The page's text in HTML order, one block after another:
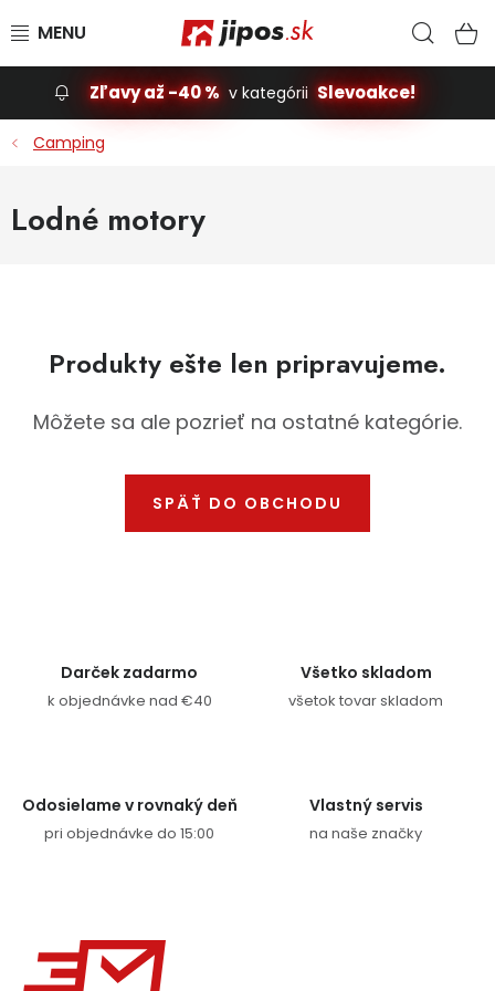
Slevoakce
Príslušenstvo pre automobily
Vybavenie a hračky pre deti
Domácnosť
Ochranné pracovné pomôcky
Značky
Servis náradia Hodnotenie obchodu
Kontakty
Zľavy až -40 % v kategórii Slevoakce!
Camping
Lodné motory
Produkty ešte len pripravujeme.
Môžete sa ale pozrieť na ostatné kategórie.
SPÄŤ DO OBCHODU
Darček zadarmo
k objednávke nad €40
Všetko skladom
všetok tovar skladom
Odosielame v rovnaký deň
pri objednávke do 15:00
Vlastný servis
na naše značky